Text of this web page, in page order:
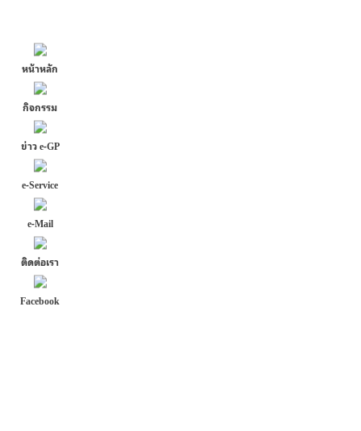
หน้าหลัก
กิจกรรม
ข่าว e-GP
e-Service
e-Mail
ติดต่อเรา
Facebook